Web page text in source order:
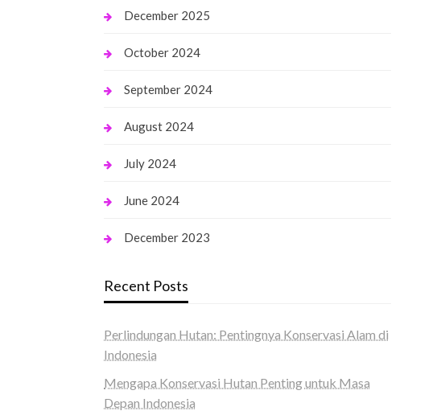
December 2025
October 2024
September 2024
August 2024
July 2024
June 2024
December 2023
Recent Posts
Perlindungan Hutan: Pentingnya Konservasi Alam di
Indonesia
Mengapa Konservasi Hutan Penting untuk Masa
Depan Indonesia